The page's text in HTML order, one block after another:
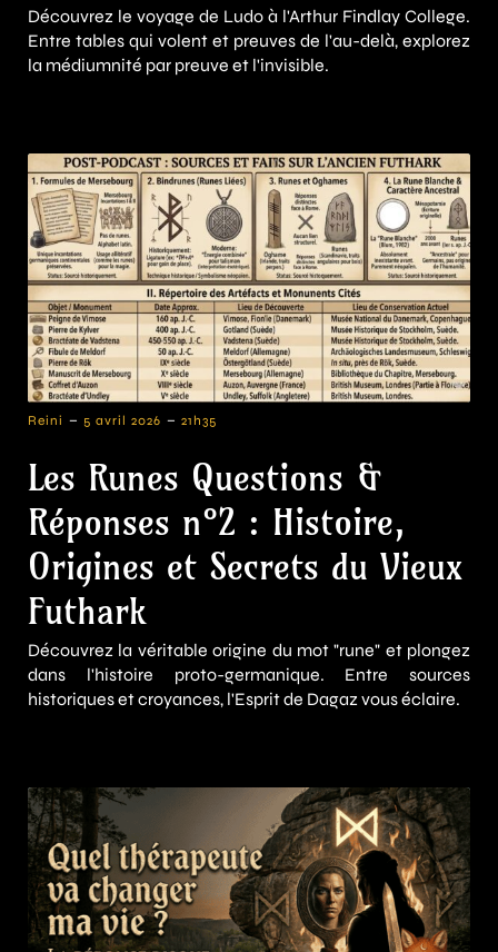
Découvrez le voyage de Ludo à l'Arthur Findlay College.
Entre tables qui volent et preuves de l'au-delà, explorez
la médiumnité par preuve et l'invisible.
Reini - 5 avril 2026 - 21h35
Les Runes Questions &
Réponses n°2 : Histoire,
Origines et Secrets du Vieux
Futhark
Découvrez la véritable origine du mot "rune" et plongez
dans l'histoire proto-germanique. Entre sources
historiques et croyances, l'Esprit de Dagaz vous éclaire.